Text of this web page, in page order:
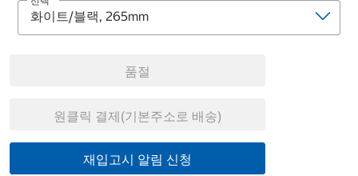
품절
원클릭 결제(기본주소로 배송)
재입고시 알림 신청